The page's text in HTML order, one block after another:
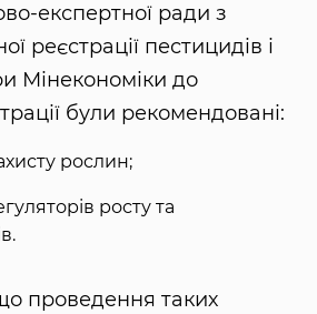
експертної ради з
реєстрації пестицидів і
Мінекономіки до
були рекомендовані:
рослин;
росту та
проведення таких